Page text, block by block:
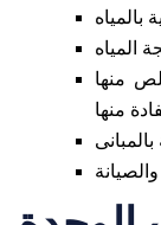
منها